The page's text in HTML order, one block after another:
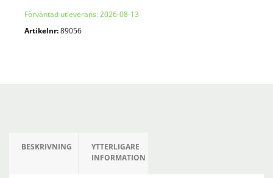
Förväntad utleverans: 2026-08-13
Artikelnr:89056
BESKRIVNING
YTTERLIGARE
INFORMATION